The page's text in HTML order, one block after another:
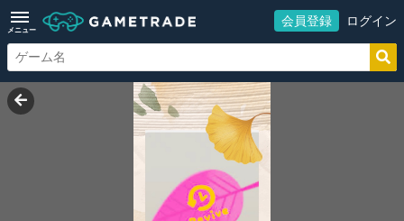
メニュー
会員登録 ログイン